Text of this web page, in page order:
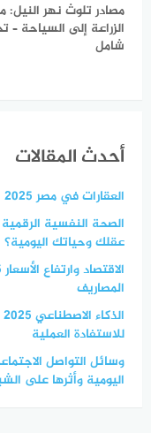
مصادر تلوث نهر النيل:
الزراعة إلى السياحة –
شامل
أحدث المقالات
العقارات في مصر 2025 : نصائح للشراء والاستثمار الذكي
عقلك وحياتك اليومية؟
المصاريف
للاستفادة العملية
وسائل التواصل
اليومية وأثرها على